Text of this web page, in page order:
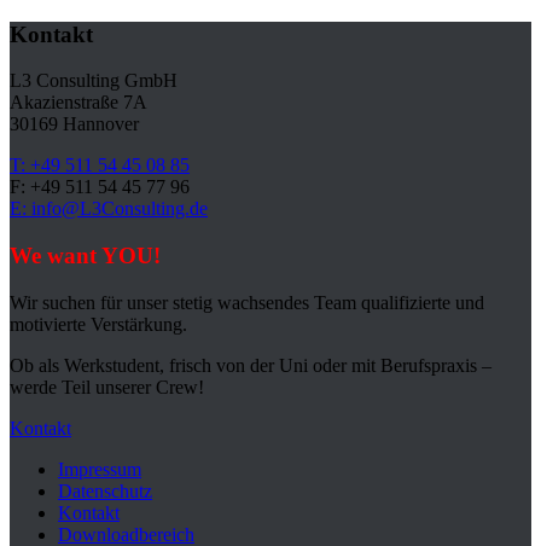
Kontakt
L3 Consulting GmbH
Akazienstraße 7A
30169 Hannover
T: +49 511 54 45 08 85
F: +49 511 54 45 77 96
E: info@L3Consulting.de
We want YOU!
Wir suchen für unser stetig wachsendes Team qualifizierte und
motivierte Verstärkung.
Ob als Werkstudent, frisch von der Uni oder mit Berufspraxis –
werde Teil unserer Crew!
Kontakt
Impressum
Datenschutz
Kontakt
Downloadbereich